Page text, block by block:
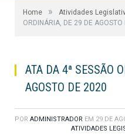
Home » Atividades
ORDINÁRIA, DE 29 DE
ATA DA 4ª SESSÃO
AGOSTO DE 2020
POR ADMINISTRADOR EM 29 DE
ATIVIDADES